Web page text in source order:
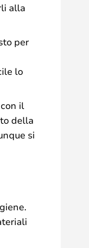
alla
per
lo
il
della
si